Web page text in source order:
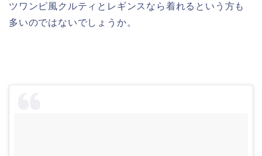
ツワンピ風クルティとレギンスなら着れるという方も
多いのではないでしょうか。